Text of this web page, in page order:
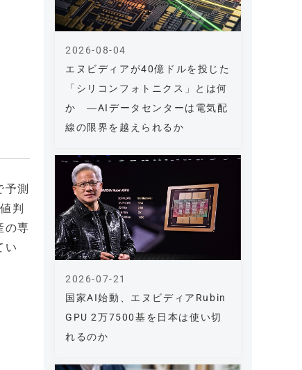
測
判
の専
い
エヌビディアが40億ドルを投じた
「シリコンフォトニクス」とは何
か ―AIデータセンターは電気配
線の限界を越えられるか
2026-08-04
国家AI始動、エヌビディアRubin
GPU 2万7500基を日本は使い切
れるのか
2026-07-21